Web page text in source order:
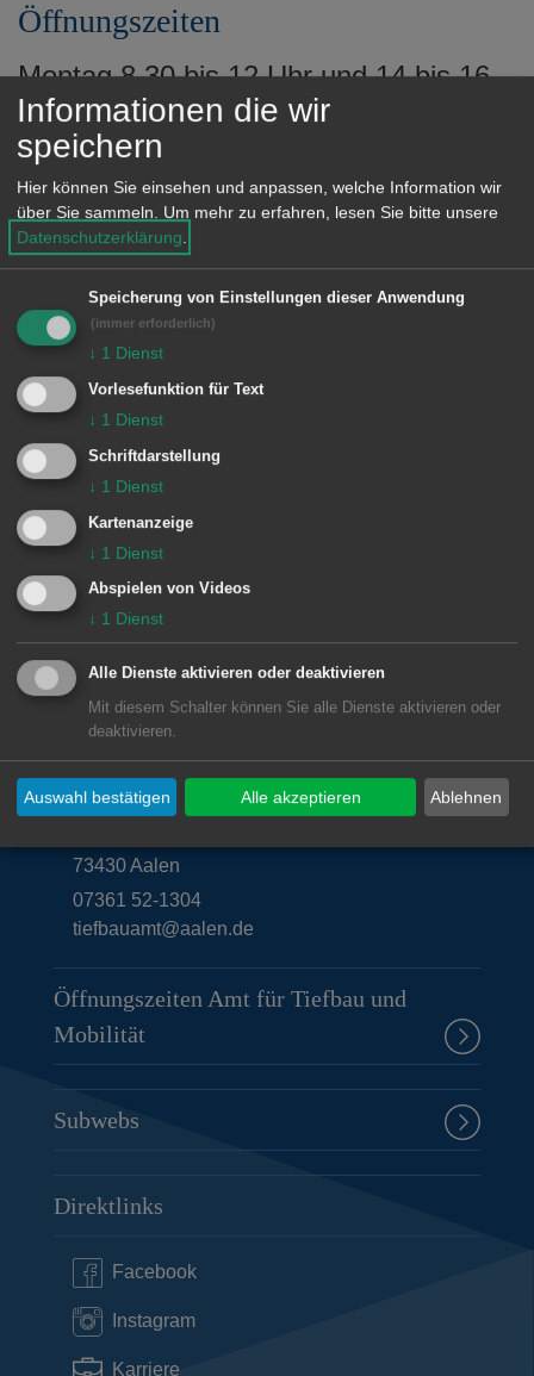
Öffnungszeiten
Montag 8.30 bis 12 Uhr und 14 bis 16
Uhr
Dienstag 8.30 bis 12 Uhr und 14 bis 16
Uhr
Mittwoch 8.30 bis 12 Uhr
Donnerstag 8.30 bis 12 Uhr und 14 bis
18 Uhr
Freitag 8.30 bis 12 Uhr
sowie nach Vereinbarung
Zuständige Dienststellen
Amt für Tiefbau und Mobilität
Unsere Anschrift
Amt für Tiefbau und Mobilität
73430Aalen
07361 52-1304
tiefbauamt@aalen.de
Öffnungszeiten Amt für Tiefbau und
Mobilität
Subwebs
Direktlinks
Facebook
Instagram
Karriere
Informationen die wir
speichern
Hier können Sie einsehen und anpassen, welche Information wir
über Sie sammeln. Um mehr zu erfahren, lesen Sie bitte unsere
Datenschutzerklärung.
Speicherung von Einstellungen dieser Anwendung
(immer erforderlich)
↓ 1 Dienst
Vorlesefunktion für Text
↓ 1 Dienst
Schriftdarstellung
↓ 1 Dienst
Kartenanzeige
↓ 1 Dienst
Abspielen von Videos
↓ 1 Dienst
Alle Dienste aktivieren oder deaktivieren
Mit diesem Schalter können Sie alle Dienste aktivieren oder
deaktivieren.
Ablehnen
Auswahl bestätigen Alle akzeptieren